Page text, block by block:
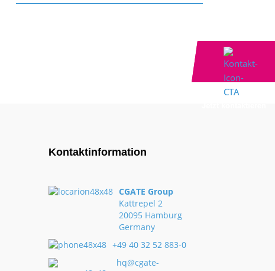
Kontaktinformation
CGATE Group
Kattrepel 2
20095 Hamburg
Germany
+49 40 32 52 883-0
hq@cgate-